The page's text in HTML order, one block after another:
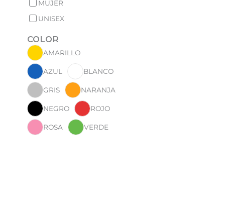
MUJER
UNISEX
COLOR
AMARILLO
AZUL BLANCO
GRIS NARANJA
NEGRO ROJO
ROSA VERDE